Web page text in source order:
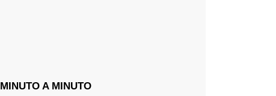
MINUTO A MINUTO